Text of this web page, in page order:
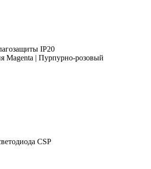
IP20
Magenta | Пурпурно-розовый
CSP